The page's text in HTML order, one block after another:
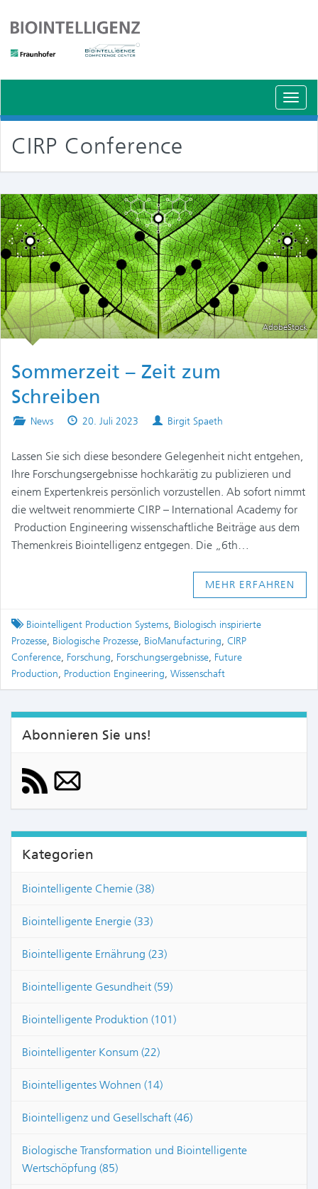
CIRP Conference
AdobeStock
Sommerzeit – Zeit zum
Schreiben
Posted
News
Published
20. Juli 2023 Authors
Birgit Spaeth
Lassen Sie sich diese besondere Gelegenheit nicht entgehen,
Ihre Forschungsergebnisse hochkarätig zu publizieren und
einem Expertenkreis persönlich vorzustellen. Ab sofort nimmt
die weltweit renommierte CIRP – International Academy for
Production Engineering wissenschaftliche Beiträge aus dem
Themenkreis Biointelligenz entgegen. Die „6th…
MEHR ERFAHREN
Tagged
Biointelligent Production Systems, Biologisch inspirierte
Prozesse, Biologische Prozesse, BioManufacturing, CIRP
Conference, Forschung, Forschungsergebnisse, Future
Production, Production Engineering, Wissenschaft
Abonnieren Sie uns!
Kategorien
Biointelligente Chemie (38)
Biointelligente Energie (33)
Biointelligente Ernährung (23)
Biointelligente Gesundheit (59)
Biointelligente Produktion (101)
Biointelligenter Konsum (22)
Biointelligentes Wohnen (14)
Biointelligenz und Gesellschaft (46)
Biologische Transformation und Biointelligente
Wertschöpfung (85)